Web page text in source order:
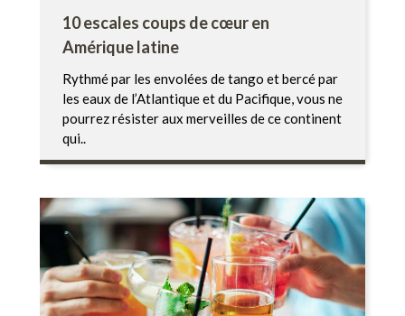
10 escales coups de cœur en
Amérique latine
Rythmé par les envolées de tango et bercé par
les eaux de l’Atlantique et du Pacifique, vous ne
pourrez résister aux merveilles de ce continent
qui..